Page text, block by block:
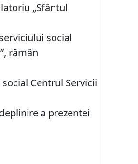
„Sfântul
social
rămân
Centrul Servicii
a prezentei